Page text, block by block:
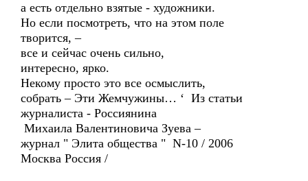
а есть отдельно взятые - художники.
Но если посмотреть, что на этом поле
творится, –
все и сейчас очень сильно,
интересно, ярко.
Некому просто это все осмыслить,
собрать – Эти Жемчужины… ‘ Из статьи
журналиста - Россиянина
Михаила Валентиновича Зуева –
журнал " Элита общества " N-10 / 2006
Москва Россия /